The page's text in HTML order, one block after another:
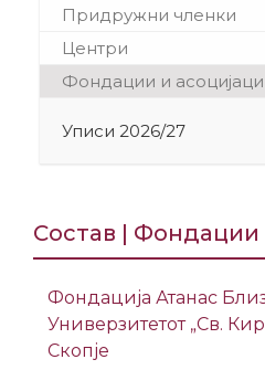
Придружни членки
Центри
Фондации и
Уписи 2026/27
Состав | Фондации
Фондација Атанас
Универзитетот „Св.
Скопје